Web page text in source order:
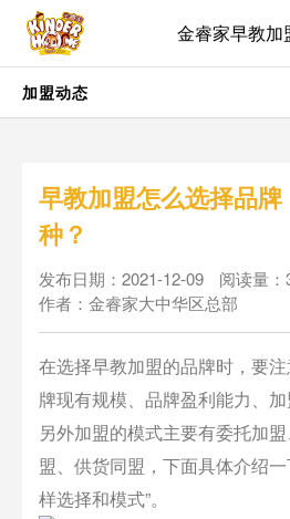
金睿家早教加
加盟动态
早教加盟怎么选择品
种？
发布日期：2021-12-09
阅读量：
作者：金睿家大中华区总部
在选择早教加盟的品牌时，要
牌现有规模、品牌盈利能力、
另外加盟的模式主要有委托加
盟、供货同盟，下面具体介绍
样选择和模式”。